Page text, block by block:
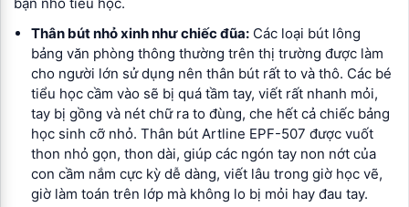
Thân bút nhỏ xinh như chiếc đũa:Các loại bút lông
bảng văn phòng thông thường trên thị trường được làm
cho người lớn sử dụng nên thân bút rất to và thô. Các bé
tiểu học cầm vào sẽ bị quá tầm tay, viết rất nhanh mỏi,
tay bị gồng và nét chữ ra to đùng, che hết cả chiếc bảng
học sinh cỡ nhỏ. Thân bút Artline EPF-507 được vuốt
thon nhỏ gọn, thon dài, giúp các ngón tay non nớt của
con cầm nắm cực kỳ dễ dàng, viết lâu trong giờ học vẽ,
giờ làm toán trên lớp mà không lo bị mỏi hay đau tay.